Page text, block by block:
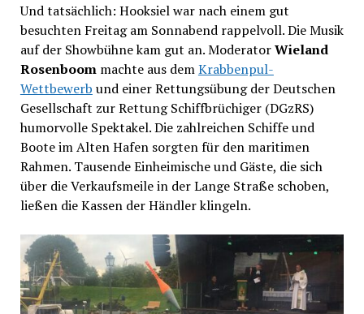
Und tatsächlich: Hooksiel war nach einem gut
besuchten Freitag am Sonnabend rappelvoll. Die Musik
auf der Showbühne kam gut an. ModeratorWieland
Rosenboom machte aus demKrabbenpul-
Wettbewerb und einer Rettungsübung der Deutschen
Gesellschaft zur Rettung Schiffbrüchiger (DGzRS)
humorvolle Spektakel. Die zahlreichen Schiffe und
Boote im Alten Hafen sorgten für den maritimen
Rahmen. Tausende Einheimische und Gäste, die sich
über die Verkaufsmeile in der Lange Straße schoben,
ließen die Kassen der Händler klingeln.